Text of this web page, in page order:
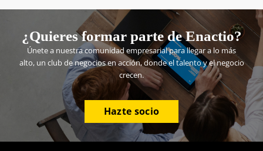
¿Quieres formar parte de Enactio?
Únete a nuestra comunidad empresarial para llegar a lo más
alto, un club de negocios en acción, donde el talento y el negocio
crecen.
Hazte socio